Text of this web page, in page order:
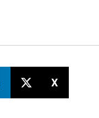
X